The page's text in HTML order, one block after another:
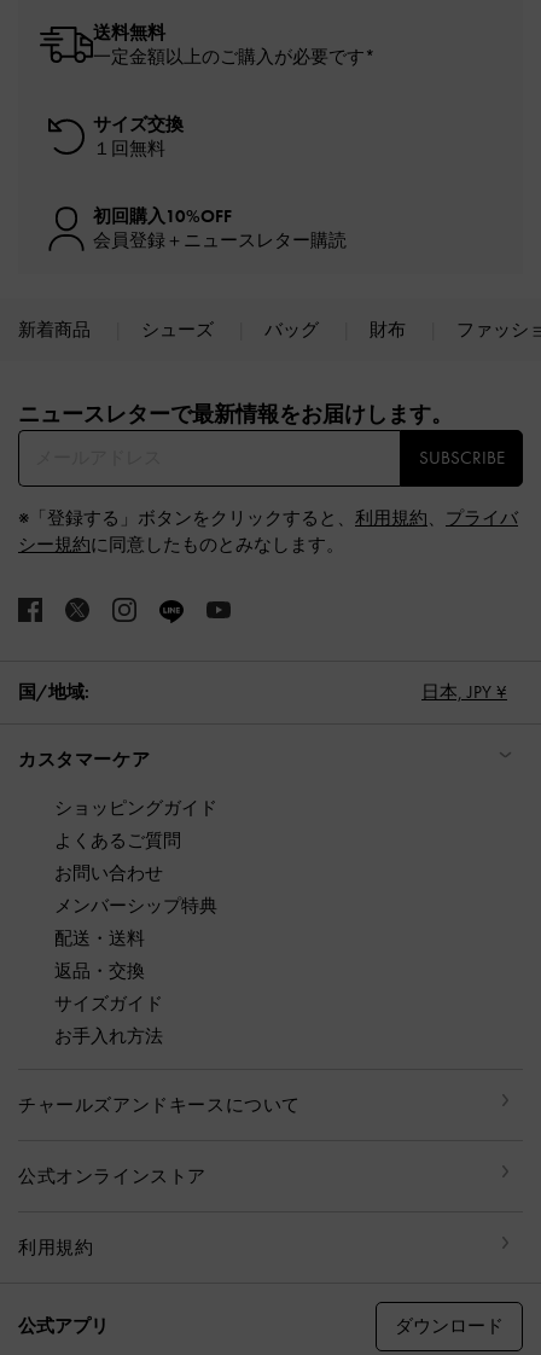
送料無料
一定金額以上のご購入が必要です*
サイズ交換
１回無料
初回購入10%OFF
会員登録＋ニュースレター購読
新着商品 シューズ バッグ 財布 ファッシ
ニュースレターで最新情報をお届けします。​
SUBSCRIBE
※「登録する」ボタンをクリックすると、 利用規約、 プライバ
シー規約に同意したものとみなします。
国/地域: 日本, JPY ¥
カスタマーケア
ショッピングガイド
よくあるご質問
お問い合わせ
メンバーシップ特典
配送・送料
返品・交換
サイズガイド
お手入れ方法
チャールズアンドキースについて
公式オンラインストア
利用規約
公式アプリ ダウンロード